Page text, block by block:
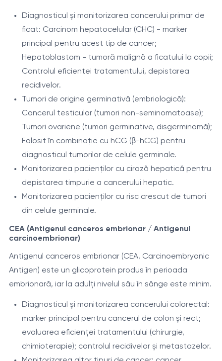
Diagnosticul și monitorizarea cancerului primar de
ficat: Carcinom hepatocelular (CHC) - marker
principal pentru acest tip de cancer;
Hepatoblastom - tumoră malignă a ficatului la copii;
Controlul eficienței tratamentului, depistarea
recidivelor.
Tumori de origine germinativă (embriologică):
Cancerul testicular (tumori non-seminomatoase);
Tumori ovariene (tumori germinative, disgerminomă);
Folosit în combinație cu hCG (β-hCG) pentru
diagnosticul tumorilor de celule germinale.
Monitorizarea pacienților cu ciroză hepatică pentru
depistarea timpurie a cancerului hepatic.
Monitorizarea pacienților cu risc crescut de tumori
din celule germinale.
CEA (Antigenul canceros embrionar / Antigenul
carcinoembrionar)
Antigenul canceros embrionar (CEA, Carcinoembryonic
Antigen) este un glicoprotein produs în perioada
embrionară, iar la adulți nivelul său în sânge este minim.
Diagnosticul și monitorizarea cancerului colorectal:
marker principal pentru cancerul de colon și rect;
evaluarea eficienței tratamentului (chirurgie,
chimioterapie); controlul recidivelor și metastazelor.